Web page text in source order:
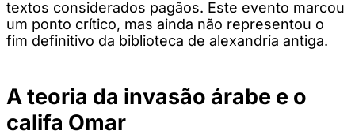
textos considerados pagãos. Este evento marcou
um ponto crítico, mas ainda não representou o
fim definitivo da biblioteca de alexandria antiga.
A teoria da invasão árabe e o
califa Omar